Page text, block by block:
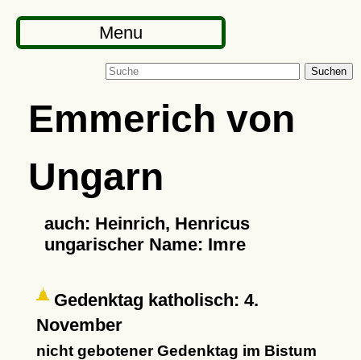
Menu
Suchen
Emmerich von
Ungarn
auch: Heinrich, Henricus
ungarischer Name: Imre
Gedenktag katholisch: 4.
November
nicht gebotener Gedenktag im Bistum